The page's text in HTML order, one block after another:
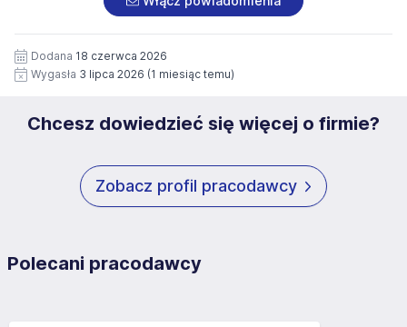
siedziby administratora.
https://www.workprofit.pl/klauzula-informacyjna.html
wizerunku), na potrzeby przyszłych rekrutacji przez okres
12 miesięcy. Zgoda jest dobrowolna i może być w każdym
czasie wycofana.
Dodana 18 czerwca 2026
Wygasła 3 lipca 2026 (1 miesiąc temu)
Chcesz dowiedzieć się więcej o firmie?
Zobacz profil pracodawcy
Polecani pracodawcy